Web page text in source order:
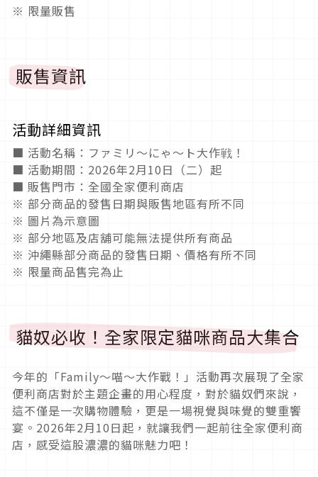
※ 限量販售
販售資訊
活動詳細資訊
■ 活動名稱：ファミリ〜にゃ〜ト大作戦！
■ 活動期間：2026年2月10日（二）起
■ 販售門市：全國全家便利商店
※ 部分商品的發售日期與販售地區有所不同
※ 圖片為示意圖
※ 部分地區及店舖可能無法提供所有商品
※ 沖繩縣部分商品的發售日期、價格有所不同
※ 限量商品售完為止
貓奴必收！全家限定貓咪商品大集合
今年的「Family～喵～大作戰！」活動再次展現了全家
便利商店對於主題企畫的用心程度，對於貓奴們來說，
這不僅是一次購物體驗，更是一場視覺與味覺的雙重饗
宴。2026年2月10日起，就讓我們一起前往全家便利商
店，感受這股濃濃的貓咪魅力吧！